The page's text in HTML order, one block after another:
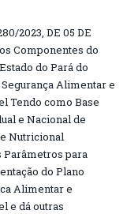
2023, DE 05 DE
Componentes do
do Pará do
Alimentar e
Tendo como Base
e Nacional de
Nutricional
Parâmetros para
do Plano
Alimentar e
e dá outras